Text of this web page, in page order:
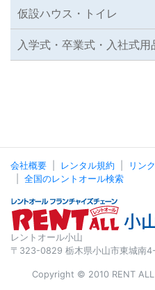
仮設ハウス・トイレ
入学式・卒業式・入社式用
会社概要 レンタル規約 リンク
全国のレントオール検索
レントオール小山
〒323-0829 栃木県小山市東城南
Copyright © 2010 RENT